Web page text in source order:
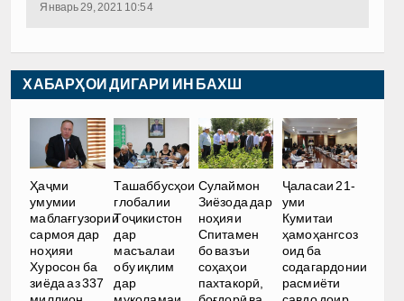
Январь 29, 2021 10:54
ХАБАРҲОИ ДИГАРИ ИН БАХШ
Ҳаҷми
умумии
маблағгузории
сармоя дар
ноҳияи
Хуросон ба
зиёда аз 337
Ташаббусҳои
глобалии
Тоҷикистон
дар
масъалаи
обу иқлим
дар
Сулаймон
Зиёзода дар
ноҳияи
Спитамен
бо вазъи
соҳаҳои
пахтакорӣ,
Ҷаласаи 21-
уми
Кумитаи
ҳамоҳангсоз
оид ба
содагардонии
расмиёти